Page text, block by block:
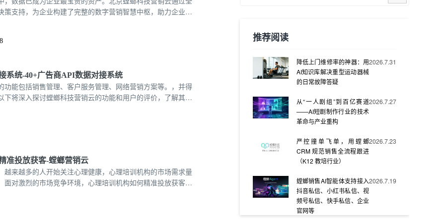
策支持，为企业构建了完整的数字营销智慧中枢，助力企业在
系统-40+广告商API数据对接系统
功能包括销售管理、客户服务管理、网络营销方案等。，并得
下将深入探讨螳螂科技营销云的功能和用户的评价，了解其在
准投放获客-螳螂营销云
越来越多的人开始关注心理健康，心理培训机构的市场需求量
面对激烈的市场竞争环境，心理培训机构如何精准投放获客，
推荐阅读
降低上门维修率的神器：用
AI知识库解决重型运动器械
的日常故障答疑
2026.7.31
从“一人剧组”到百亿赛道
——AI短剧制作行业的技术
革命与产业重构
2026.7.27
严控撞单飞单，用螳螂
CRM 规范销售全流程跟进
（K12 教培行业）
2026.7.23
螳螂销售AI智能体支持接入
抖音私信、小红书私信、视
频号私信、快手私信、企业
官网等
2026.7.19